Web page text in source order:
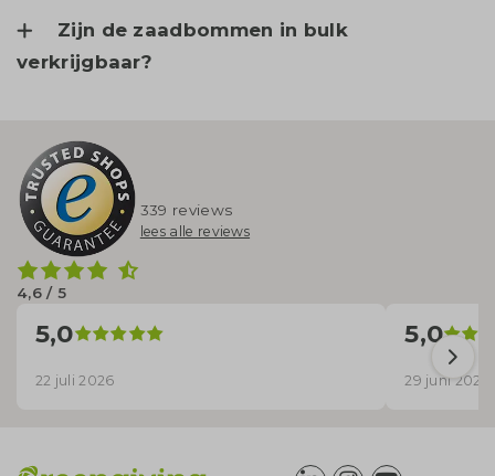
Zijn de zaadbommen in bulk
verkrijgbaar?
4,6 / 5
339 reviews
lees alle reviews
5,0
22 juli 2026
5,0
29 juni 2026